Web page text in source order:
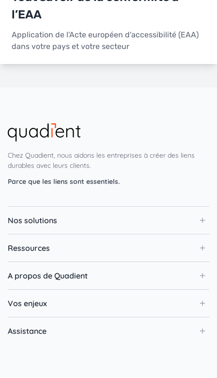
l’EAA
Application de l'Acte européen d'accessibilité (EAA)
dans votre pays et votre secteur
Chez Quadient, nous aidons les entreprises à créer des liens
durables avec leurs clients.
Parce que les liens sont essentiels.
Nos solutions
Ressources
A propos de Quadient
Vos enjeux
Assistance